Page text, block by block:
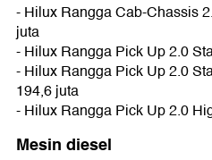
- Hilux Rangga Cab-Chassis
juta
- Hilux Rangga Pick Up 2.0
- Hilux Rangga Pick Up 2.0
194,6 juta
- Hilux Rangga Pick Up 2.0
Mesin diesel